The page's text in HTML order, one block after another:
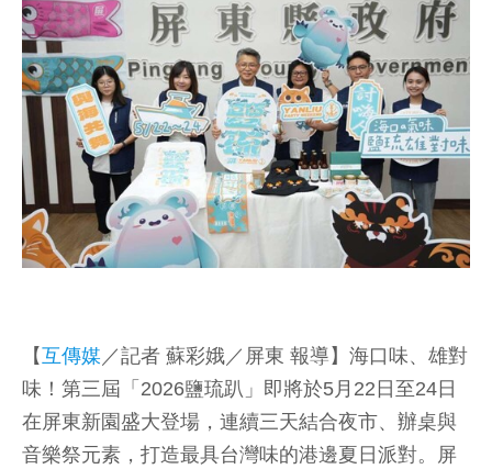
【互傳媒 ／記者 蘇彩娥／屏東 報導】海口味、雄對
味！第三屆「2026鹽琉趴」即將於5月22日至24日
在屏東新園盛大登場，連續三天結合夜市、辦桌與
音樂祭元素，打造最具台灣味的港邊夏日派對。屏